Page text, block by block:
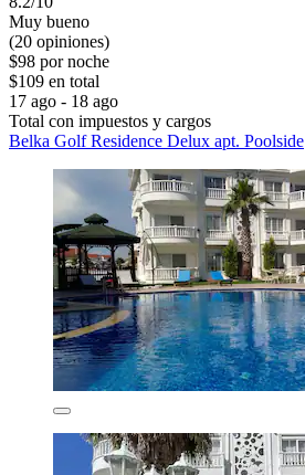
Muy bueno
(20 opiniones)
$98 por noche
$109 en total
17 ago - 18 ago
Total con impuestos y cargos
Belka Golf Residence Delux apt. Poolside